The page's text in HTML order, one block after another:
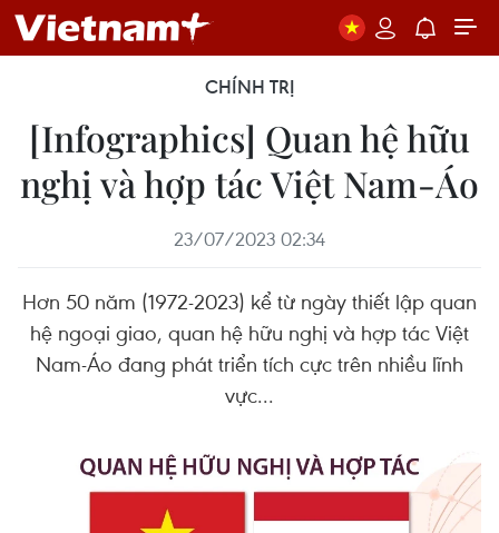
CHÍNH TRỊ
[Infographics] Quan hệ hữu
nghị và hợp tác Việt Nam-Áo
23/07/2023 02:34
Hơn 50 năm (1972-2023) kể từ ngày thiết lập quan
hệ ngoại giao, quan hệ hữu nghị và hợp tác Việt
Nam-Áo đang phát triển tích cực trên nhiều lĩnh
vực...